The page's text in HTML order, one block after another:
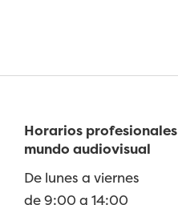
Horarios profesionales
mundo audiovisual
De lunes a viernes
de 9:00 a 14:00